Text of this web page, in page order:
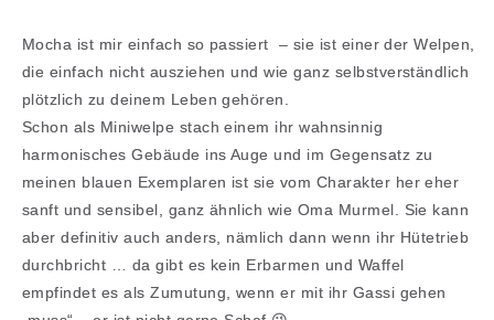
Mocha ist mir einfach so passiert – sie ist einer der Welpen,
die einfach nicht ausziehen und wie ganz selbstverständlich
plötzlich zu deinem Leben gehören.
Schon als Miniwelpe stach einem ihr wahnsinnig
harmonisches Gebäude ins Auge und im Gegensatz zu
meinen blauen Exemplaren ist sie vom Charakter her eher
sanft und sensibel, ganz ähnlich wie Oma Murmel. Sie kann
aber definitiv auch anders, nämlich dann wenn ihr Hütetrieb
durchbricht … da gibt es kein Erbarmen und Waffel
empfindet es als Zumutung, wenn er mit ihr Gassi gehen